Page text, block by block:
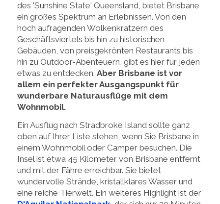
des 'Sunshine State' Queensland, bietet Brisbane
ein großes Spektrum an Erlebnissen. Von den
hoch aufragenden Wolkenkratzern des
Geschäftsviertels bis hin zu historischen
Gebäuden, von preisgekrönten Restaurants bis
hin zu Outdoor-Abenteuern, gibt es hier für jeden
etwas zu entdecken. Aber Brisbane ist vor
allem ein perfekter Ausgangspunkt für
wunderbare Naturausflüge mit dem
Wohnmobil.
Ein Ausflug nach Stradbroke Island sollte ganz
oben auf Ihrer Liste stehen, wenn Sie Brisbane in
einem Wohnmobil oder Camper besuchen. Die
Insel ist etwa 45 Kilometer von Brisbane entfernt
und mit der Fähre erreichbar. Sie bietet
wundervolle Strände, kristallklares Wasser und
eine reiche Tierwelt. Ein weiteres Highlight ist der